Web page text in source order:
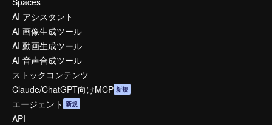
AI アシスタント
AI 画像生成ツール
AI 動画生成ツール
AI 音声合成ツール
ストックコンテンツ
Claude/ChatGPT向けMCP 新規
エージェント 新規
API